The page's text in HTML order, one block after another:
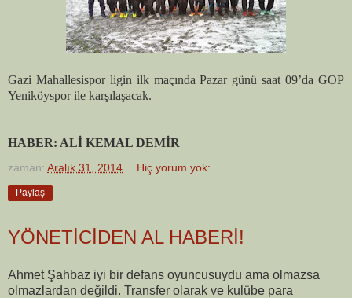
Gazi Mahallesispor ligin ilk maçında Pazar günü saat 09’da GOP
Yeniköyspor ile karşılaşacak.
HABER: ALİ KEMAL DEMİR
zaman: Aralık 31, 2014 Hiç yorum yok:
Paylaş
YÖNETİCİDEN AL HABERİ!
Ahmet Şahbaz iyi bir defans oyuncusuydu ama olmazsa
olmazlardan değildi. Transfer olarak ve kulübe para